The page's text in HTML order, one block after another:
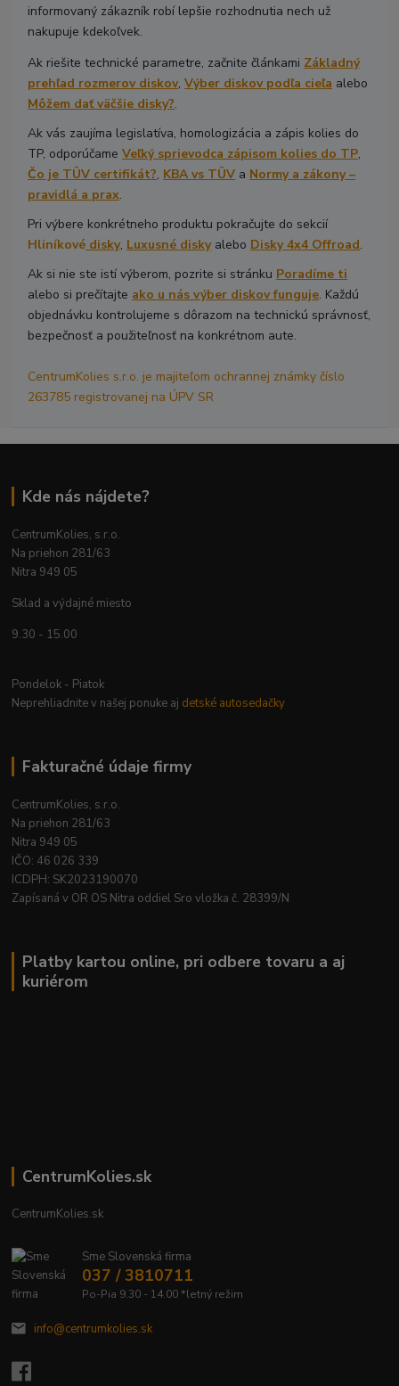
informovaný zákazník robí lepšie rozhodnutia nech už
nakupuje kdekoľvek.
Ak riešite technické parametre, začnite článkami Základný
prehľad rozmerov diskov,Výber diskov podľa cieľa alebo
Môžem dať väčšie disky?.
Ak vás zaujíma legislatíva, homologizácia a zápis kolies do
TP, odporúčameVeľký sprievodca zápisom kolies do TP,
Čo je TÜV certifikát?, KBA vs TÜV a Normy a zákony –
pravidlá a prax.
Pri výbere konkrétneho produktu pokračujte do sekcií
Hliníkové disky, Luxusné diskyalebo Disky 4x4 Offroad.
Ak si nie ste istí výberom, pozrite si stránku Poradíme ti
alebo si prečítajte ako u nás výber diskov funguje. Každú
objednávku kontrolujeme s dôrazom na technickú správnosť,
bezpečnosť a použiteľnosť na konkrétnom aute.
CentrumKolies s.r.o. je majiteľom ochrannej známky číslo
263785 registrovanej na ÚPV SR
Kde nás nájdete?
CentrumKolies, s.r.o.
Na priehon 281/63
Nitra 949 05
Sklad a výdajné miesto
9.30 - 15.00
Pondelok - Piatok
Neprehliadnite v našej ponuke aj detské autosedačky
Fakturačné údaje firmy
CentrumKolies, s.r.o.
Na priehon 281/63
Nitra 949 05
IČO: 46 026 339
ICDPH: SK2023190070
Zapísaná v OR OS Nitra oddiel Sro vložka č. 28399/N
Platby kartou online, pri odbere tovaru a aj
kuriérom
CentrumKolies.sk
CentrumKolies.sk
Sme Slovenská firma
037 / 3810711
Po-Pia 9.30 - 14.00 *letný režim
info@centrumkolies.sk